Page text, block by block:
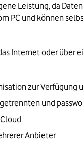
Leistung, da
PC und können
Internet oder
zur
und
Anbieter